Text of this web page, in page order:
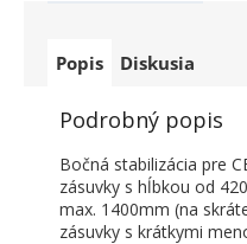
Popis Diskusia
Podrobný popis
Bočná stabilizácia pre
zásuvky s hĺbkou od
max. 1400mm (na
zásuvky s krátkymi